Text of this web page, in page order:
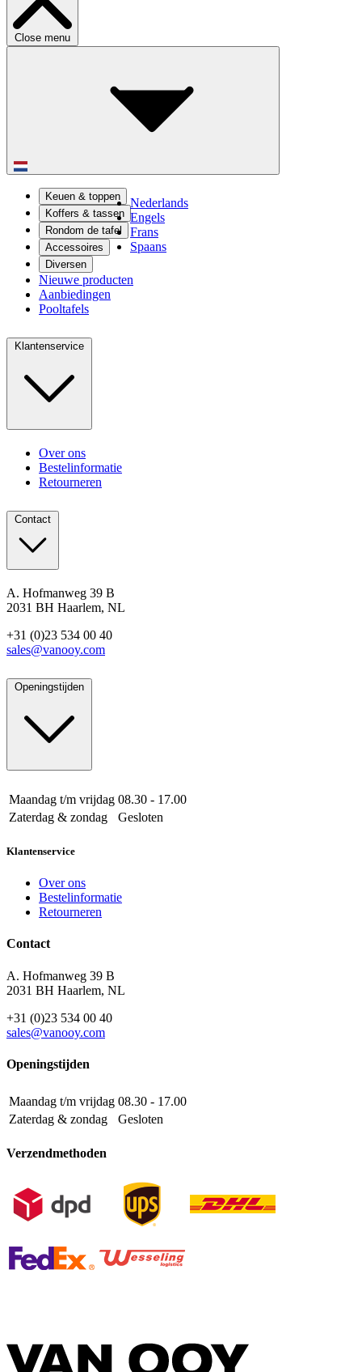
Close menu
Nederlands
Engels
Frans
Spaans
Keuen & toppen
Koffers & tassen
Rondom de tafel
Accessoires
Diversen
Nieuwe producten
Aanbiedingen
Pooltafels
Klantenservice
Over ons
Bestelinformatie
Retourneren
Contact
A. Hofmanweg 39 B
2031 BH Haarlem, NL
+31 (0)23 534 00 40
sales@vanooy.com
Openingstijden
Maandag t/m vrijdag 08.30 - 17.00
Zaterdag & zondag
Gesloten
Klantenservice
Over ons
Bestelinformatie
Retourneren
Contact
A. Hofmanweg 39 B
2031 BH Haarlem, NL
+31 (0)23 534 00 40
sales@vanooy.com
Openingstijden
Maandag t/m vrijdag 08.30 - 17.00
Zaterdag & zondag
Gesloten
Verzendmethoden